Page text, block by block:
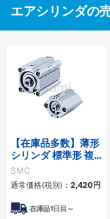
エアシリンダの
【在庫品多数】薄形
シリンダ 標準形 複
動・片ロッド CQ2
シリーズ
SMC
通常価格(税別)： 2,420 円
在庫品1日目～